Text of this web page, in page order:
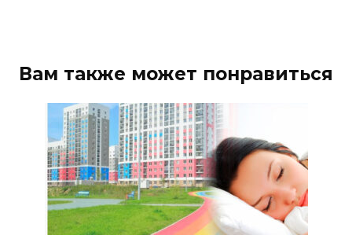
Вам также может понравиться